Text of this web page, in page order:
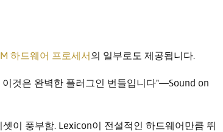
하드웨어 프로세서의 일부로도 제공됩니다.
것은 완벽한 플러그인 번들입니다"—Sound on
이 풍부함. Lexicon이 전설적인 하드웨어만큼 뛰